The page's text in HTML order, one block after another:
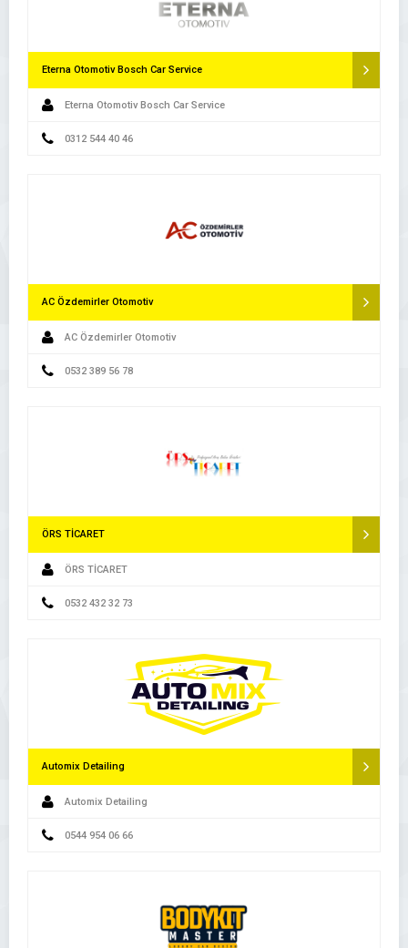
Eterna Otomotiv Bosch Car Service
Eterna Otomotiv Bosch Car Service
0312 544 40 46
AC Özdemirler Otomotiv
AC Özdemirler Otomotiv
0532 389 56 78
ÖRS TİCARET
ÖRS TİCARET
0532 432 32 73
Automix Detailing
Automix Detailing
0544 954 06 66